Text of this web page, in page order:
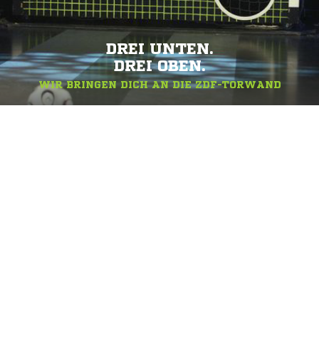
DREI UNTEN.
DREI OBEN.
WIR BRINGEN DICH AN DIE ZDF-TORWAND